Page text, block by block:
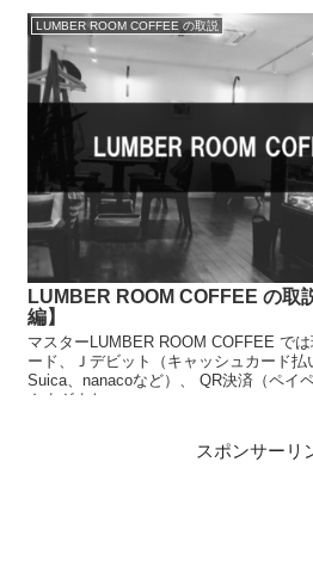
LUMBER ROOM COFFEE の取説
LUMBER ROOM COFFEE の取
編】
マスターLUMBER ROOM COFFEE で
ード、Ｊデビット（キャッシュカード払
Suica、nanacoなど）、 QR決済（ペイ
さまざまな...
スポンサーリ